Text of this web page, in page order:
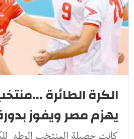
الكرة الطائرة
يهزم مصر ويفوز بدورة